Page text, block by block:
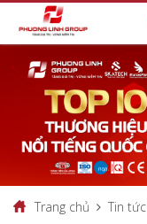
Trang chủ Tin tức